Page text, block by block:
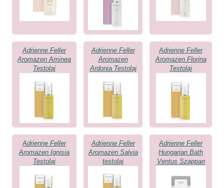
Adrienne Feller
Aromazen Aminea
Testolaj
Adrienne Feller
Aromazen
Ardonia Testolaj
Adrienne Feller
Aromazen Florina
Testolaj
Adrienne Feller
Aromazen Ignisia
Testolaj
Adrienne Feller
Aromazen Salvia
testolaj
Adrienne Feller
Hungarian Bath
Ventus Szappan